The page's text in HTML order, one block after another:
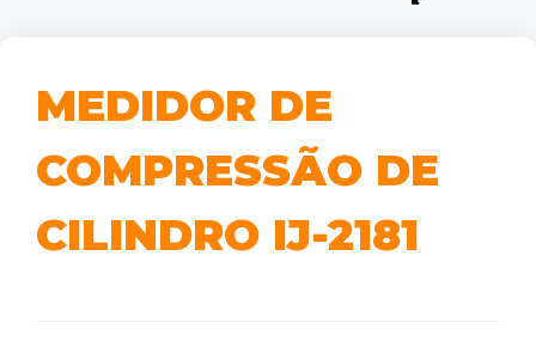
MEDIDOR DE
COMPRESSÃO DE
CILINDRO IJ-2181